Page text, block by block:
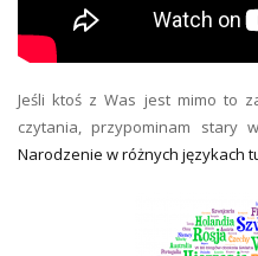
Jeśli ktoś z Was jest mimo to
czytania, przypominam stary
Narodzenie w różnych językach